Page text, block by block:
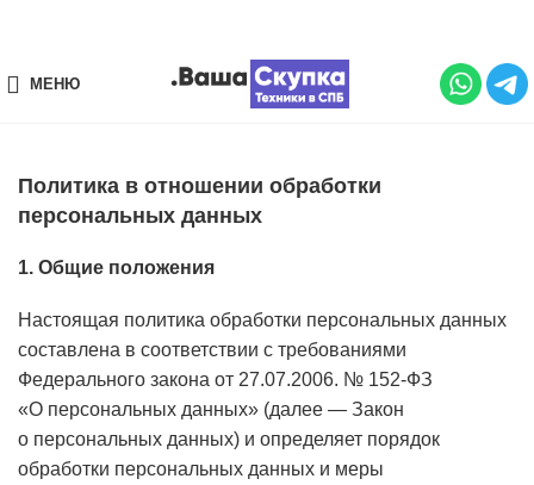
МЕНЮ
Политика в отношении обработки
персональных данных
1. Общие положения
Настоящая политика обработки персональных данных
составлена в соответствии с требованиями
Федерального закона от 27.07.2006. № 152-ФЗ
«О персональных данных» (далее — Закон
о персональных данных) и определяет порядок
обработки персональных данных и меры